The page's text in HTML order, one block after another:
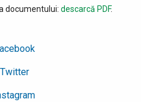
documentului: descarcă PDF.
Twitter